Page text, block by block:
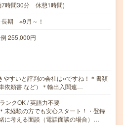
7時間30分 休憩1時間)
長期 ※9月～！
255,000円
やすいと評判の会社は○ですね！＊書類
依頼書 など）＊輸出入関連…
ンクOK / 英語力不要
未経験の方でも安心スタート！・登録
に考える面談（電話面談の場合）…